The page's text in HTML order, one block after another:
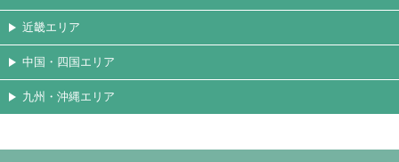
近畿エリア
中国・四国エリア
九州・沖縄エリア